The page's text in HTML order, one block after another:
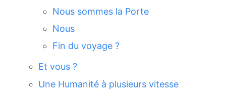
Nous sommes la Porte
Nous
Fin du voyage ?
Et vous ?
Une Humanité à plusieurs vitesse